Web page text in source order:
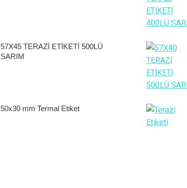
57X45 TERAZİ ETİKETİ 500LÜ
SARIM
50x30 mm Termal Etiket